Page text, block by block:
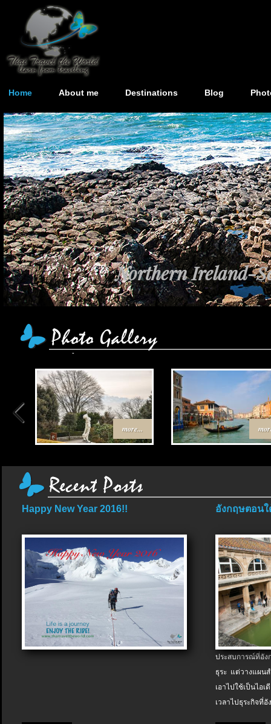
Home About me Destinations Blog
Northern Ireland-
more...
Happy New Year 2016!! อังกฤษตอนใ
ประสบการณ์ที่อัง
ธุระ แต่วางแผน
เอาไปใช้เป็นไอ
เวลาไปธุระกิจที่อั